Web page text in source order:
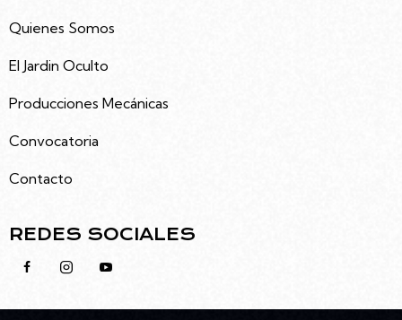
Quienes Somos
El Jardin Oculto
Producciones Mecánicas
Convocatoria
Contacto
REDES SOCIALES